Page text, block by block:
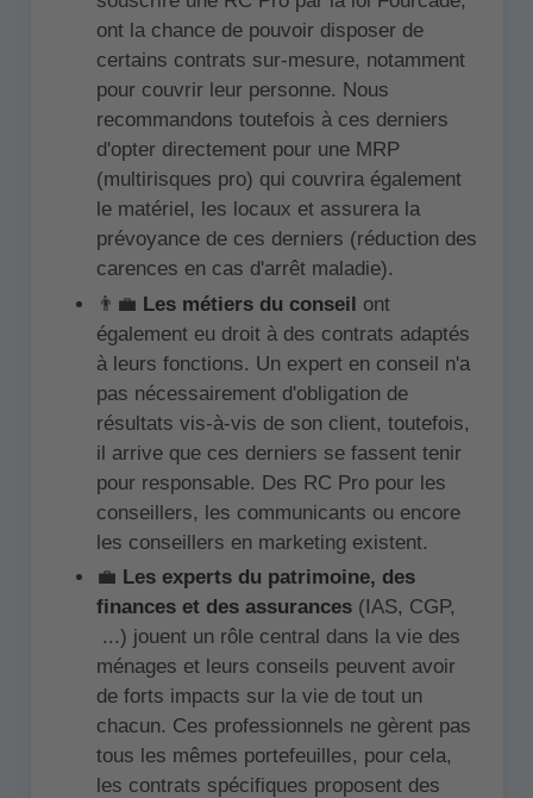
ont la chance de pouvoir disposer de
certains contrats sur-mesure, notamment
pour couvrir leur personne. Nous
recommandons toutefois à ces derniers
d'opter directement pour une MRP
(multirisques pro) qui couvrira également
le matériel, les locaux et assurera la
prévoyance de ces derniers (réduction des
carences en cas d'arrêt maladie).
👨‍💼 Les métiers du conseil ont
également eu droit à des contrats adaptés
à leurs fonctions. Un expert en conseil n'a
pas nécessairement d'obligation de
résultats vis-à-vis de son client, toutefois,
il arrive que ces derniers se fassent tenir
pour responsable. Des RC Pro pour les
conseillers, les communicants ou encore
les conseillers en marketing existent.
💼 Les experts du patrimoine, des
finances et des assurances(IAS, CGP,
...) jouent un rôle central dans la vie des
ménages et leurs conseils peuvent avoir
de forts impacts sur la vie de tout un
chacun. Ces professionnels ne gèrent pas
tous les mêmes portefeuilles, pour cela,
les contrats spécifiques proposent des